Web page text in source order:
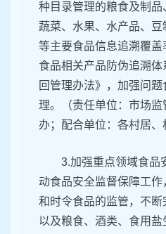
种目录管理的粮食及制品
蔬菜、水果、水产品、
等主要食品信息追溯覆
食品相关产品防伪追溯
回管理办法》，加强问
理。（责任单位：市场
办；配合单位：各村居、
3.加强重点领域食品
动食品安全监督保障工作
和时令食品的监管，不
以及粮食、酒类、食用